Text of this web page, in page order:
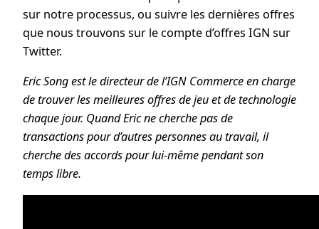
sur notre processus, ou suivre les dernières offres
que nous trouvons sur le compte d’offres IGN sur
Twitter.
Eric Song est le directeur de l’IGN Commerce en charge
de trouver les meilleures offres de jeu et de technologie
chaque jour. Quand Eric ne cherche pas de
transactions pour d’autres personnes au travail, il
cherche des accords pour lui-même pendant son
temps libre.